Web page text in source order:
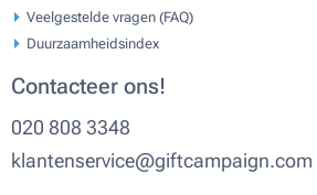
Veelgestelde vragen (FAQ)
Duurzaamheidsindex
Contacteer ons!
020 808 3348
klantenservice@giftcampaign.com